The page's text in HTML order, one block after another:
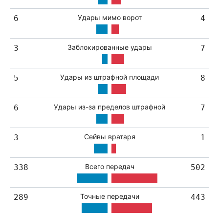
6 Удары мимо ворот 4
3 Заблокированные удары 7
5 Удары из штрафной площади 8
6 Удары из-за пределов штрафной 7
3 Сейвы вратаря 1
338 Всего передач 502
289 Точные передачи 443